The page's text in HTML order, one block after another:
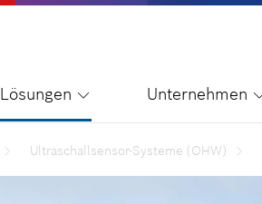
Lösungen Unternehmen
Ultraschallsensor-Systeme (OHW)